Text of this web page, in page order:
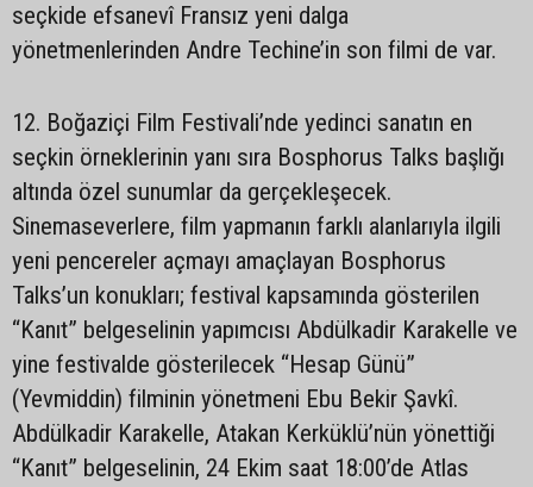
seçkide efsanevî Fransız yeni dalga
yönetmenlerinden Andre Techine’in son filmi de var.
12. Boğaziçi Film Festivali’nde yedinci sanatın en
seçkin örneklerinin yanı sıra Bosphorus Talks başlığı
altında özel sunumlar da gerçekleşecek.
Sinemaseverlere, film yapmanın farklı alanlarıyla ilgili
yeni pencereler açmayı amaçlayan Bosphorus
Talks’un konukları; festival kapsamında gösterilen
“Kanıt” belgeselinin yapımcısı Abdülkadir Karakelle ve
yine festivalde gösterilecek “Hesap Günü”
(Yevmiddin) filminin yönetmeni Ebu Bekir Şavkî.
Abdülkadir Karakelle, Atakan Kerküklü’nün yönettiği
“Kanıt” belgeselinin, 24 Ekim saat 18:00’de Atlas